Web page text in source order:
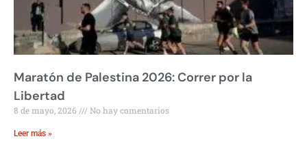
Maratón de Palestina 2026: Correr por la
Libertad
8 de mayo, 2026 No hay comentarios
Leer más »